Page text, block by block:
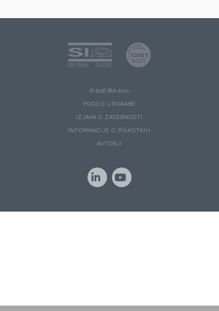
© 2026 BIA d.o.o.
POGOJI UPORABE
IZJAVA O ZASEBNOSTI
INFORMACIJE O PIŠKOTKIH
AVTORJI